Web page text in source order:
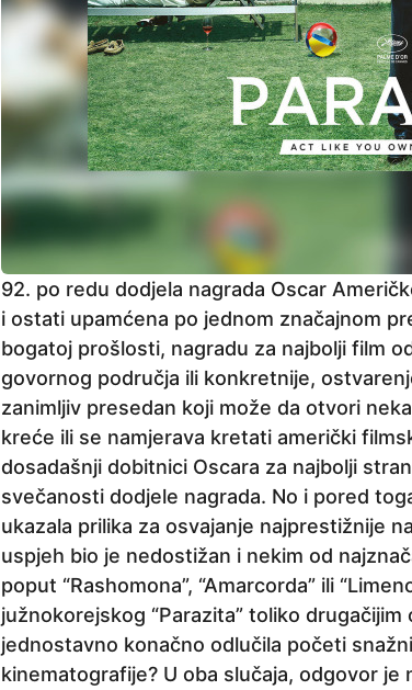
92. po redu dodjela nagrada Oscar
i ostati upamćena po jednom značajnom
bogatoj prošlosti, nagradu za najbolji film
govornog područja ili konkretnije,
zanimljiv presedan koji može da otvori
kreće ili se namjerava kretati američki
dosadašnji dobitnici Oscara za najbolji
svečanosti dodjele nagrada. No i pored
ukazala prilika za osvajanje najprestižnije
uspjeh bio je nedostižan i nekim od
poput “Rashomona”, “Amarcorda” ili
južnokorejskog “Parazita” toliko
jednostavno konačno odlučila početi
kinematografije? U oba slučaja, odgovor je